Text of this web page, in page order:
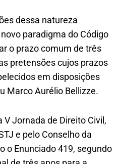
dessa natureza
paradigma do Código
o prazo comum de três
pretensões cujos prazos
em disposições
Marco Aurélio Bellizze.
Jornada de Direito Civil,
e pelo Conselho da
o Enunciado 419, segundo